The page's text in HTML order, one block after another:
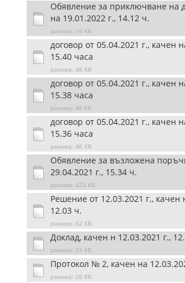
Обявление за приключване на
на 19.01.2022 г., 14.12 ч.
размер: 16 KB
договор от 05.04.2021 г., качен
15.40 часа
размер: 46 KB
договор от 05.04.2021 г., качен
15.38 часа
размер: 46 KB
договор от 05.04.2021 г., качен
15.36 часа
размер: 46 KB
Обявление за възложена
29.04.2021 г., 15.34 ч.
размер: 423 KB
Решение от 12.03.2021 г., качен
12.03 ч.
размер: 62 KB
Доклад, качен н 12.03.2021 г.,
размер: 23 KB
Протокол № 2, качен на
размер: 26 KB